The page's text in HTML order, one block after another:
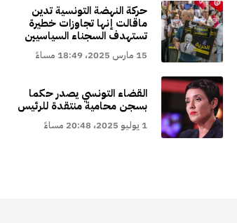
حركة النهضة التونسية تدين
ماقالت إنها تجاوزات خطيرة
تستهدف السجناء السياسيين
15 مارس 2025، 18:49 مساءً
القضاء التونسي يصدر حكما
بسجن محامية منتقدة للرئيس
1 يوليو 2025، 20:48 مساءً